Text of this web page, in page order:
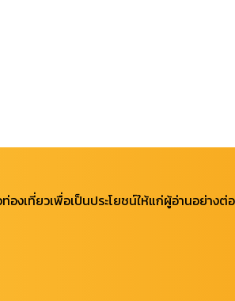
องเที่ยวเพื่อเป็นประโยชน์ให้แก่ผู้อ่านอย่